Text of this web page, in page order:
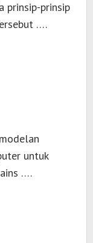
prinsip-prinsip
….
untuk
….